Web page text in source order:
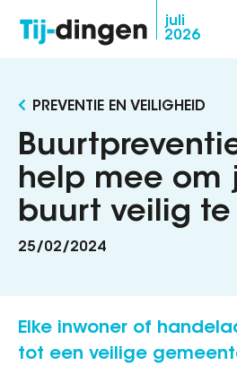
inhoud
gaan
juli
2026
PREVENTIE EN VEILIGHEID
help mee om
buurt veilig te
25/02/2024
Elke inwoner of
tot een veilige